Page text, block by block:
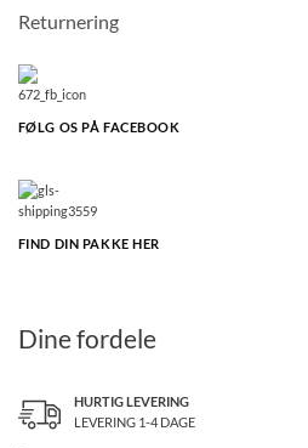
Returnering
FØLG OS PÅ FACEBOOK
FIND DIN PAKKE HER
Dine fordele
HURTIG LEVERING
LEVERING 1-4 DAGE